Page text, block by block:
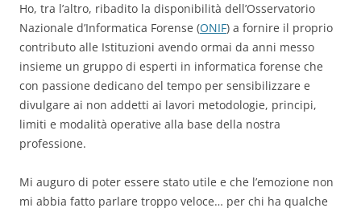
Ho, tra l’altro, ribadito la disponibilità dell’Osservatorio
Nazionale d’Informatica Forense (ONIF) a fornire il proprio
contributo alle Istituzioni avendo ormai da anni messo
insieme un gruppo di esperti in informatica forense che
con passione dedicano del tempo per sensibilizzare e
divulgare ai non addetti ai lavori metodologie, principi,
limiti e modalità operative alla base della nostra
professione.
Mi auguro di poter essere stato utile e che l’emozione non
mi abbia fatto parlare troppo veloce… per chi ha qualche